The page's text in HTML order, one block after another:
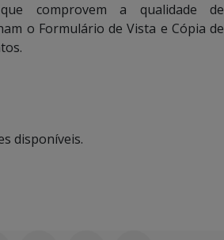
comprovem a qualidade de
o Formulário de Vista e Cópia de
disponíveis.